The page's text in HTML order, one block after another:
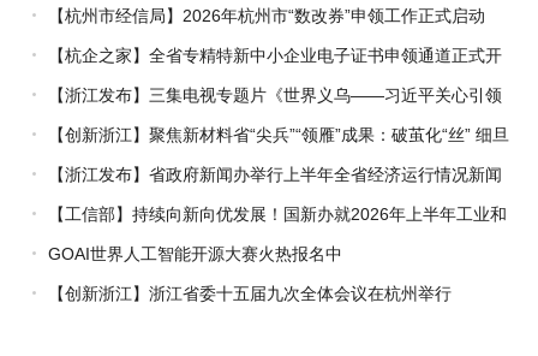
【杭州市经信局】2026年杭州市“数改券”申领工作正式启动
【杭企之家】全省专精特新中小企业电子证书申领通道正式开
通
【浙江发布】三集电视专题片《世界义乌——习近平关心引领
义乌发展》热播上线
【创新浙江】聚焦新材料省“尖兵”“领雁”成果：破茧化“丝” 细旦
PPS纤维的国产突围战
【浙江发布】省政府新闻办举行上半年全省经济运行情况新闻
发布会【工信部】持续向新向优发展！国新办就2026年上半年工业和
信息化发展情况举行新闻发布会
GOAI世界人工智能开源大赛火热报名中
【创新浙江】浙江省委十五届九次全体会议在杭州举行